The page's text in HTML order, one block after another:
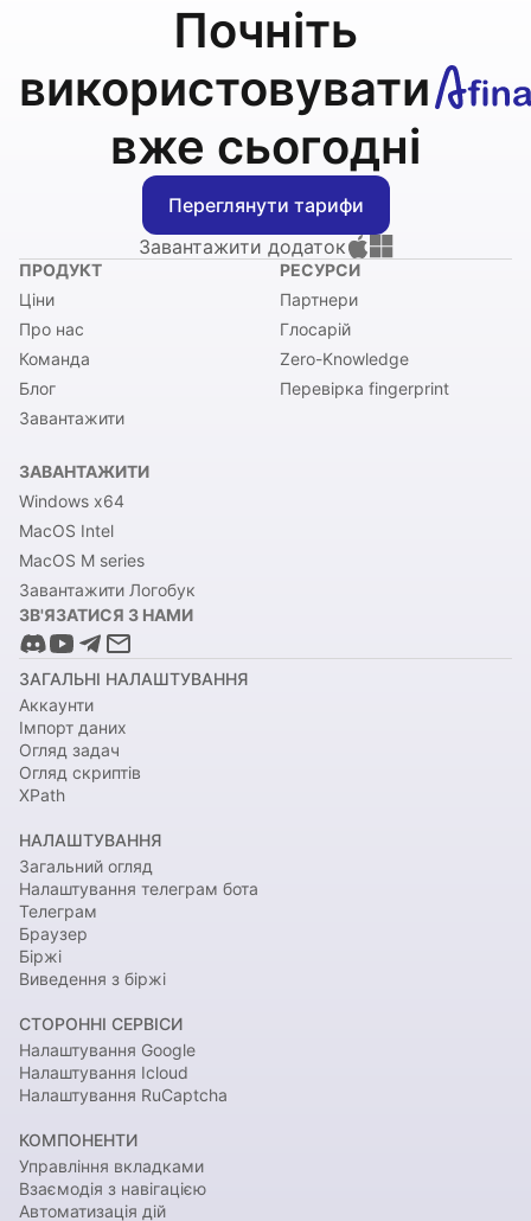
Почніть
використовувати
вже сьогодні
Переглянути тарифи
Завантажити додаток
ПРОДУКТ
Ціни
Про нас
Команда
Блог
Завантажити
РЕСУРСИ
Партнери
Глосарій
Zero-Knowledge
Перевірка fingerprint
ЗАВАНТАЖИТИ
Windows x64
MacOS Intel
MacOS M series
Завантажити Логобук
ЗВ'ЯЗАТИСЯ З НАМИ
ЗАГАЛЬНІ НАЛАШТУВАННЯ
Аккаунти
Імпорт даних
Огляд задач
Огляд скриптів
XPath
НАЛАШТУВАННЯ
Загальний огляд
Налаштування телеграм бота
Телеграм
Браузер
Біржі
Виведення з біржі
СТОРОННІ СЕРВІСИ
Налаштування Google
Налаштування Icloud
Налаштування RuCaptcha
КОМПОНЕНТИ
Управління вкладками
Взаємодія з навігацією
Автоматизація дій